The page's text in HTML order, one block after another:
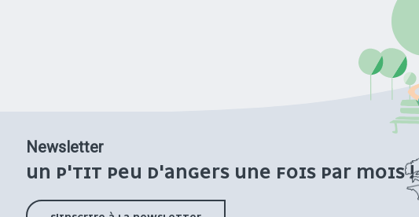
Newsletter
UN P'TIT PEU D'ANGERS UNE FOIS PAR MOIS !